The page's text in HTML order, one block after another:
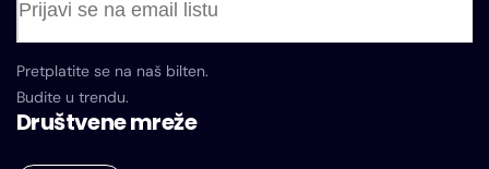
Pretplatite se na naš bilten.
Budite u trendu.
Društvene mreže